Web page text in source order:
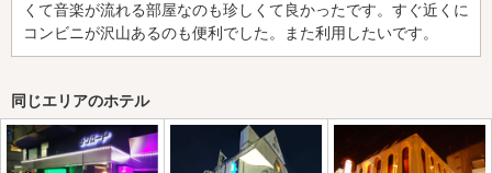
くて音楽が流れる部屋なのも珍しくて良かったです。すぐ近くに
コンビニが沢山あるのも便利でした。また利用したいです。
同じエリアのホテル